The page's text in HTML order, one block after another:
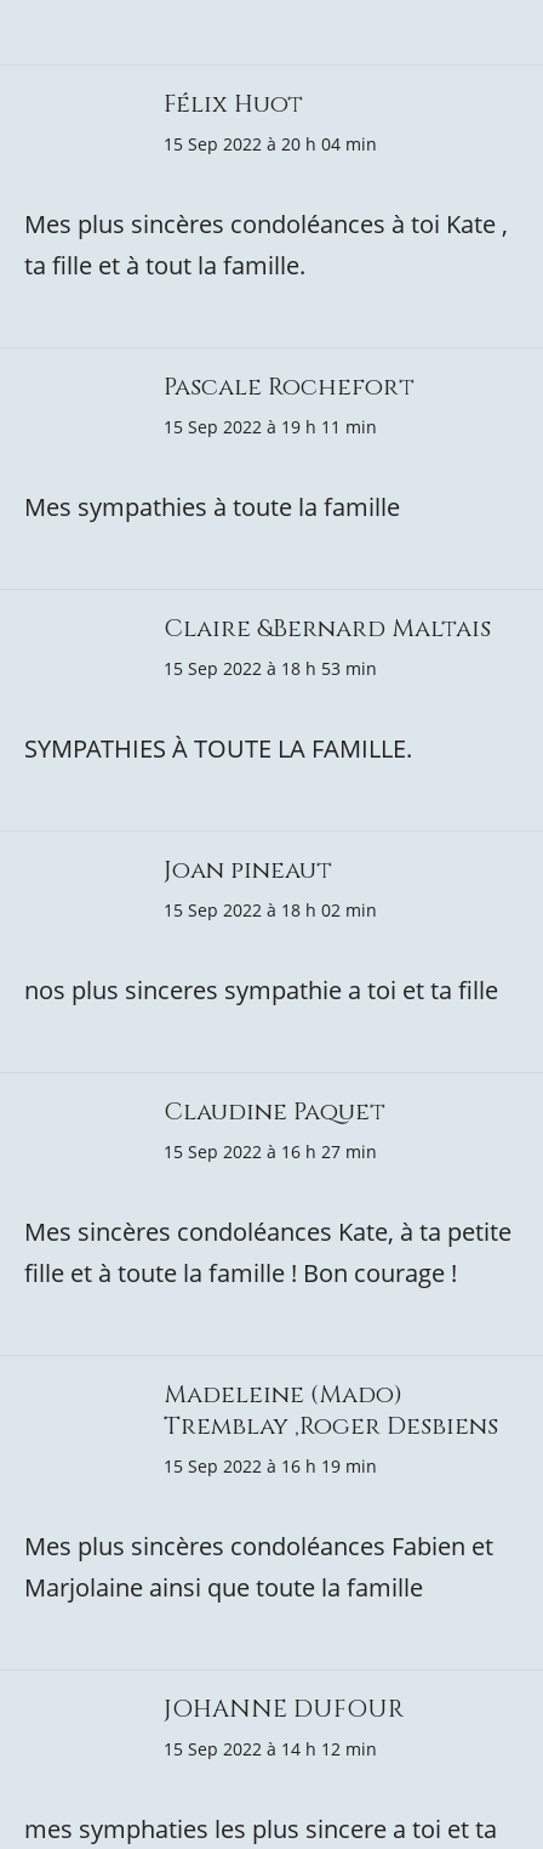
Félix Huot
15 Sep 2022 à 20 h 04 min
Mes plus sincères condoléances à toi Kate ,
ta fille et à tout la famille.
Pascale Rochefort
15 Sep 2022 à 19 h 11 min
Mes sympathies à toute la famille
Claire &Bernard Maltais
15 Sep 2022 à 18 h 53 min
SYMPATHIES À TOUTE LA FAMILLE.
Joan pineaut
15 Sep 2022 à 18 h 02 min
nos plus sinceres sympathie a toi et ta fille
Claudine Paquet
15 Sep 2022 à 16 h 27 min
Mes sincères condoléances Kate, à ta petite
fille et à toute la famille ! Bon courage !
Madeleine (Mado)
Tremblay ,Roger Desbiens
15 Sep 2022 à 16 h 19 min
Mes plus sincères condoléances Fabien et
Marjolaine ainsi que toute la famille
JOHANNE DUFOUR
15 Sep 2022 à 14 h 12 min
mes symphaties les plus sincere a toi et ta